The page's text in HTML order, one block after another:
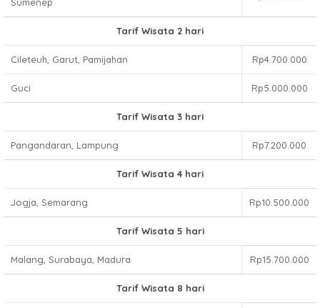
Tarif Wisata 2 hari
Cileteuh, Garut, Pamijahan Rp4.700.000
Guci Rp5.000.000
Tarif Wisata 3 hari
Pangandaran, Lampung Rp7.200.000
Tarif Wisata 4 hari
Jogja, Semarang Rp10.500.000
Tarif Wisata 5 hari
Malang, Surabaya, Madura Rp15.700.000
Tarif Wisata 8 hari